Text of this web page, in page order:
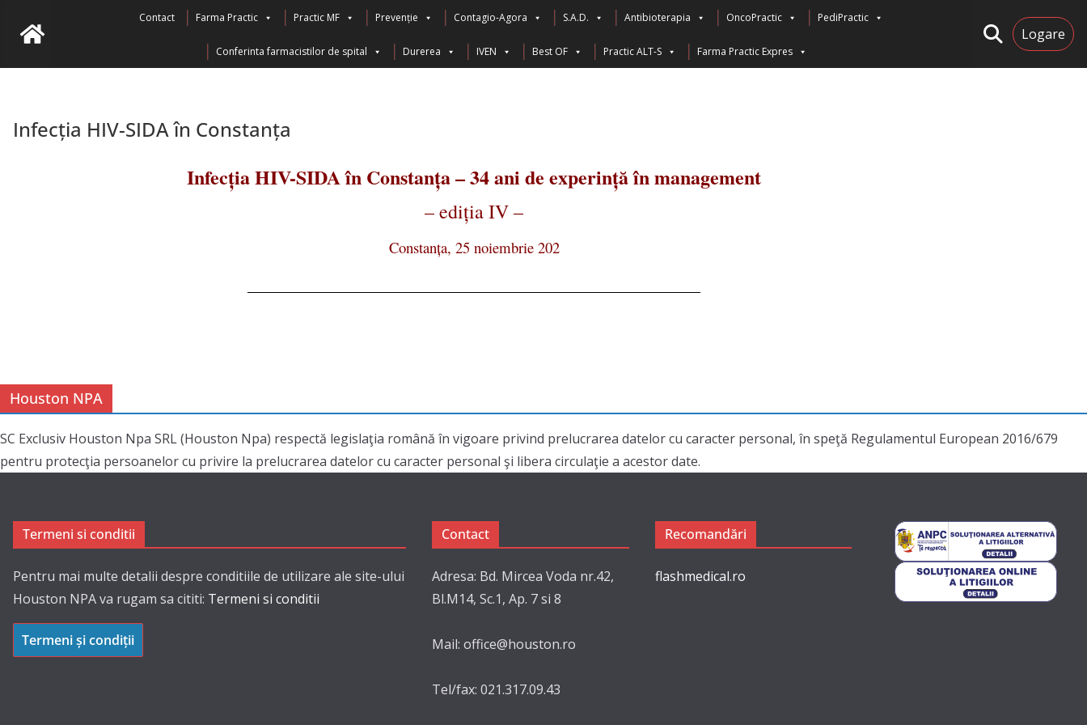
Contact Farma Practic Practic MF Prevenție Contagio-Agora S.A.D. Antibioterapia OncoPractic PediPractic
Conferinta farmacistilor de spital Durerea IVEN Best OF Practic ALT-S Farma Practic Expres
Logare
Infecția HIV-SIDA în Constanța
Infecția HIV-SIDA în Constanța – 34 ani de experință în management
– ediția IV –
Constanța, 25 noiembrie 202
Houston NPA
SC Exclusiv Houston Npa SRL (Houston Npa) respectă legislaţia română în vigoare privind prelucrarea datelor cu caracter personal, în speţă Regulamentul European 2016/679
pentru protecţia persoanelor cu privire la prelucrarea datelor cu caracter personal şi libera circulaţie a acestor date.
Termeni si conditii
Pentru mai multe detalii despre conditiile de utilizare ale site-ului
Houston NPA va rugam sa cititi: Termeni si conditii
Termeni și condiții
Contact
Adresa: Bd. Mircea Voda nr.42,
Bl.M14, Sc.1, Ap. 7 si 8
Mail: office@houston.ro
Tel/fax: 021.317.09.43
Recomandări
flashmedical.ro